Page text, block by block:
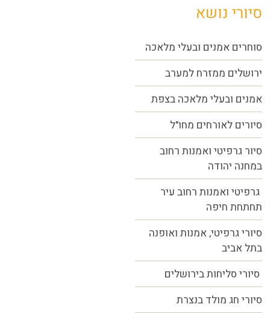
סיורי נושא
סוחרים אמנים ובעלי מלאכה
ירושלים ממזרח למערב
אמנים ובעלי מלאכה בצפת
סיורים לאורחים מחו"ל
סיור גרפיטי ואמנות רחוב
במחנה יהודה
גרפיטי ואמנות רחוב עיר
תחתחת חיפה
סיורי גרפיטי, אמנות ואופנה
בתל אביב
סיורי סליחות בירושלים
סיורי חג מולד בנצרת